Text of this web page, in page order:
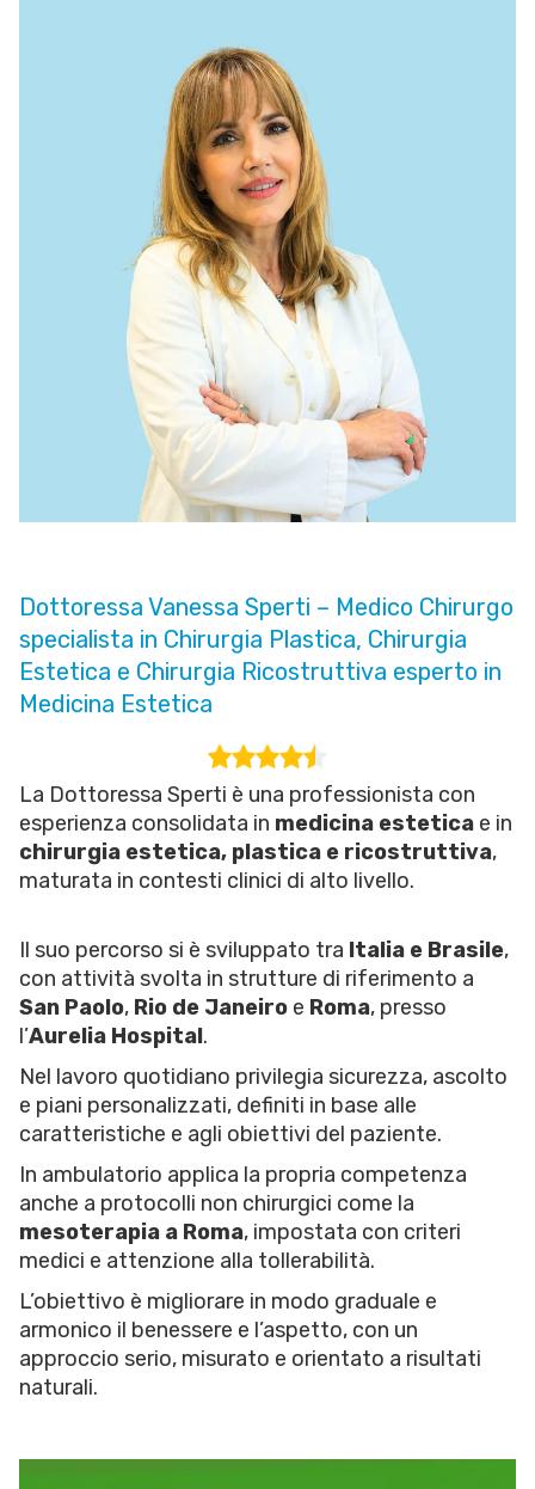
Dottoressa Vanessa Sperti – Medico Chirurgo
specialista in Chirurgia Plastica, Chirurgia
Estetica e Chirurgia Ricostruttiva esperto in
Medicina Estetica
La Dottoressa Sperti è una professionista con
esperienza consolidata in medicina estetica e in
chirurgia estetica, plastica e ricostruttiva,
maturata in contesti clinici di alto livello.
Il suo percorso si è sviluppato tra Italia e Brasile,
con attività svolta in strutture di riferimento a
San Paolo, Rio de Janeiro e Roma, presso
l’Aurelia Hospital.
Nel lavoro quotidiano privilegia sicurezza, ascolto
e piani personalizzati, definiti in base alle
caratteristiche e agli obiettivi del paziente.
In ambulatorio applica la propria competenza
anche a protocolli non chirurgici come la
mesoterapia a Roma, impostata con criteri
medici e attenzione alla tollerabilità.
L’obiettivo è migliorare in modo graduale e
armonico il benessere e l’aspetto, con un
approccio serio, misurato e orientato a risultati
naturali.